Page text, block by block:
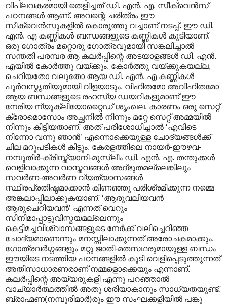
വിപ്ലവകരമായി തെളിച്ചത് ഡി. എന്‍. എ. സീക്വെന്‍സ്
പഠനങ്ങള്‍ ആണ്. അവന്റെ ചരിത്രം ഈ
സീക്വെന്‍സുകളില്‍ കൊരുത്തു വച്ചാണ് നടപ്പ്. ഈ ഡി.
എന്‍. എ കണ്ണികള്‍ ബന്ധങ്ങളുടെ കണ്ണികള്‍ കൂടിയാണ്.
ഒരു ഗോത്രം മറ്റൊരു ഗോത്രവുമായി സങ്കലിച്ചാല്‍
സന്തതി പരമ്പര ആ കലര്‍പ്പിന്റെ അടയാളങ്ങള്‍ ഡി. എന്‍.
എയില്‍ കോര്‍ത്തു വയ്ക്കും. കോര്‍ത്തു വയ്ക്കുകയല്ല,
ചെറിയതോ വലുതോ ആയ ഡി. എന്‍. എ കണ്ണികള്‍
പൂര്‍വസ്മൃതിയുമായി വിളയാടും. വിഹിതമോ അവിഹിതമോ
ആയ ബന്ധങ്ങളുടെ രഹസ്യ ഡയറികളുമാണ് ഈ
നേരിയ ന്യൂക്ലിയോറ്റൈഡ് ശൃംഖല. കാരണം ഒരു സെറ്റ്
ക്രോമൊസോം അച്ഛനില്‍ നിന്നും മറ്റേ സെറ്റ് അമ്മയില്‍
നിന്നും കിട്ടിയതാണ്. അത് പരിശോധിച്ചാല്‍ ‘എവിടെ
നിന്നോ വന്നു ഞാന്‍’ എന്നൊക്കെയുള്ള ചോദ്യങ്ങള്‍ക്ക്
ചില മറുപടികള്‍ കിട്ടും. കേരളത്തിലെ നായര്‍-ഈഴവ-
നമ്പൂതിര്‍-ക്രിസ്ത്യാനി-മുസ്ലീം ഡി. എന്‍. എ. തന്തുക്കള്‍
വെളിവാക്കുന്ന വാസ്തവങ്ങള്‍ അദ്ഭുതമല്ലെങ്കിലും
സവര്‍ണ-അവര്‍ണ വ്യത്യാസങ്ങള്‍
സ്ഥിരപ്രതിഷ്ഠമാക്കാന്‍ കിണഞ്ഞു പരിശ്രമിക്കുന്ന നമ്മെ
അങ്കലാപ്പിലാക്കുകയാണ്. ‘ആരുവലിയവന്‍
ആരുചെറിയവന്‍’ എന്നത് വെറും
സിനിമാപ്പാട്ടുവിസ്മയമല്ലെന്നും
കെട്ടിമച്ചവിശ്വാസങ്ങളുടെ നേര്‍ക്ക് വലിച്ചെറിഞ്ഞ
ചോദ്യമാണെന്നും മനസ്സിലാക്കുന്നത് അരോചകമാക്കും.
ഗോത്രവര്‍ഗ്ഗങ്ങളും മറ്റു ജാതി-മതസഥരുമായുള്ള ബന്ധം
ഈയിടെ നടത്തിയ പഠനങ്ങളില്‍ കൂടി വെളിപ്പെടുത്തുന്നത്
അതിസാധാരണരാണ് നമ്മളൊക്കെയും എന്നാണ്.
കലര്‍പ്പിന്റെ അയ്യരുകളി എന്നു പറഞ്ഞാല്‍
വാച്യാര്‍ത്ഥത്തില്‍ അതു ശരിയാകാനും സാധ്യതയുണ്ട്.
ബ്രാഹ്മണ(നമ്പൂരിമാര്‍)രും ഈ സംഘക്കളിയില്‍ പങ്കു